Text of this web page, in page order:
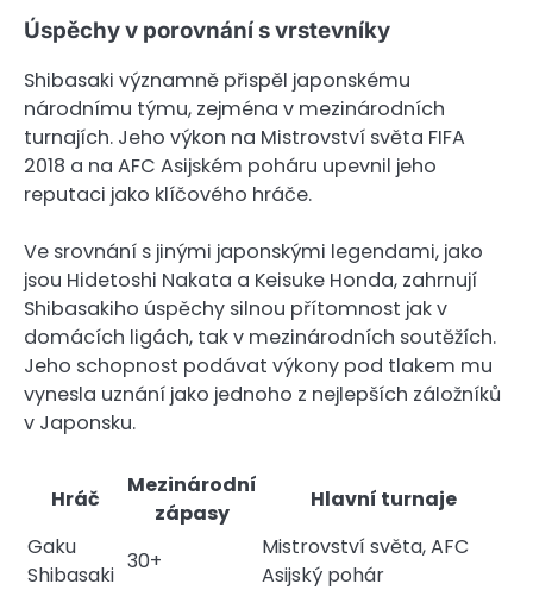
Úspěchy v porovnání s vrstevníky
Shibasaki významně přispěl japonskému
národnímu týmu, zejména v mezinárodních
turnajích. Jeho výkon na Mistrovství světa FIFA
2018 a na AFC Asijském poháru upevnil jeho
reputaci jako klíčového hráče.
Ve srovnání s jinými japonskými legendami, jako
jsou Hidetoshi Nakata a Keisuke Honda, zahrnují
Shibasakiho úspěchy silnou přítomnost jak v
domácích ligách, tak v mezinárodních soutěžích.
Jeho schopnost podávat výkony pod tlakem mu
vynesla uznání jako jednoho z nejlepších záložníků
v Japonsku.
Hráč
Mezinárodní
zápasy
Hlavní turnaje
Gaku
Shibasaki
30+
Mistrovství světa, AFC
Asijský pohár